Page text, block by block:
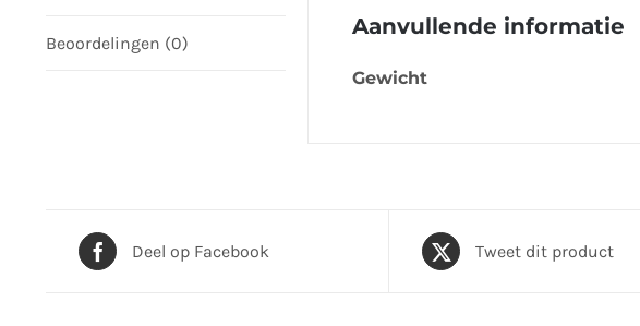
Beoordelingen (0)
Aanvullende informatie
Gewicht
Deel op Facebook Tweet dit product